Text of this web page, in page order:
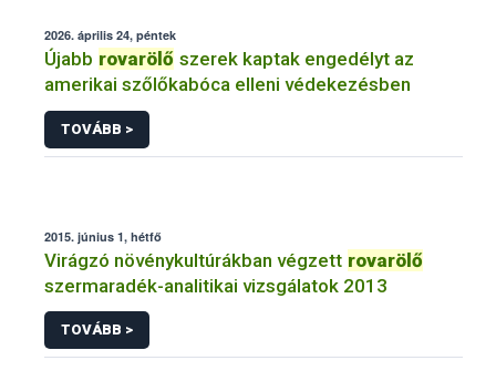
2026. április 24, péntek
Újabb rovarölő szerek kaptak engedélyt az
amerikai szőlőkabóca elleni védekezésben
TOVÁBB >
2015. június 1, hétfő
Virágzó növénykultúrákban végzett rovarölő
szermaradék-analitikai vizsgálatok 2013
TOVÁBB >